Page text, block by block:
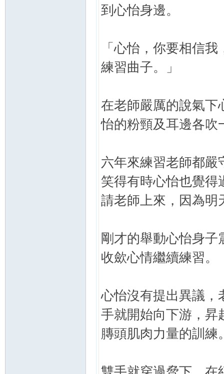
到心怡身邊。
「心怡，你要相信
練習曲子。」
在老師嚴厲的說氣下
怡的粉頸及耳邊各吹
六年來練習老師都嚴
笑得有時心怡也覺得
請老師上來，因為明
剛才的舉動心怡身
收歛心情繼續練習。
心怡沒有提出異議，
手就開始向下游，昇
膞頭肌肉力量的訓練